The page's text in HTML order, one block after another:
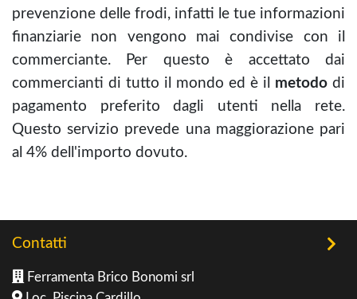
prevenzione delle frodi, infatti le tue informazioni
finanziarie non vengono mai condivise con il
commerciante. Per questo è accettato dai
commercianti di tutto il mondo ed è il metodo di
pagamento preferito dagli utenti nella rete.
Questo servizio prevede una maggiorazione pari
al 4% dell'importo dovuto.
Contatti
Ferramenta Brico Bonomi srl